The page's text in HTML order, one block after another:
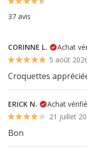
37 avis
CORINNE L.
Achat
5 août
Croquettes
ERICK N.
Achat vérifié
21 juillet
Bon